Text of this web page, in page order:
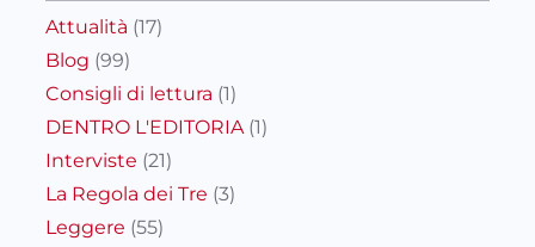
Attualità (17)
Blog (99)
Consigli di lettura (1)
DENTRO L'EDITORIA(1)
Interviste (21)
La Regola dei Tre (3)
Leggere (55)